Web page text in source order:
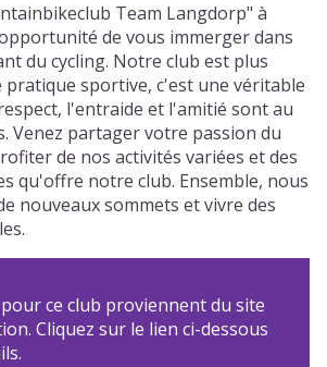
Team Langdorp" à
de vous immerger dans
du cycling. Notre club est plus
pratique sportive, c'est une véritable
l'entraide et l'amitié sont au
Venez partager votre passion du
de nos activités variées et des
qu'offre notre club. Ensemble, nous
nouveaux sommets et vivre des
ce club proviennent du site
Cliquez sur le lien ci-dessous